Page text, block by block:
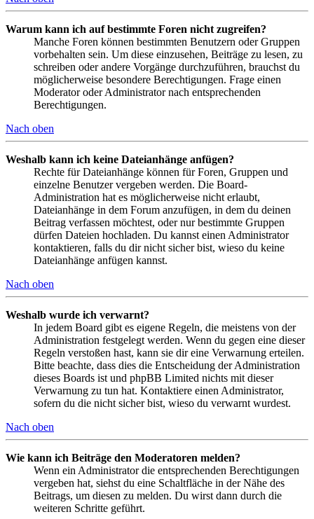
Warum kann ich auf bestimmte Foren nicht zugreifen?
Manche Foren können bestimmten Benutzern oder Gruppen
vorbehalten sein. Um diese einzusehen, Beiträge zu lesen, zu
schreiben oder andere Vorgänge durchzuführen, brauchst du
möglicherweise besondere Berechtigungen. Frage einen
Moderator oder Administrator nach entsprechenden
Berechtigungen.
Nach oben
Weshalb kann ich keine Dateianhänge anfügen?
Rechte für Dateianhänge können für Foren, Gruppen und
einzelne Benutzer vergeben werden. Die Board-
Administration hat es möglicherweise nicht erlaubt,
Dateianhänge in dem Forum anzufügen, in dem du deinen
Beitrag verfassen möchtest, oder nur bestimmte Gruppen
dürfen Dateien hochladen. Du kannst einen Administrator
kontaktieren, falls du dir nicht sicher bist, wieso du keine
Dateianhänge anfügen kannst.
Nach oben
Weshalb wurde ich verwarnt?
In jedem Board gibt es eigene Regeln, die meistens von der
Administration festgelegt werden. Wenn du gegen eine dieser
Regeln verstoßen hast, kann sie dir eine Verwarnung erteilen.
Bitte beachte, dass dies die Entscheidung der Administration
dieses Boards ist und phpBB Limited nichts mit dieser
Verwarnung zu tun hat. Kontaktiere einen Administrator,
sofern du die nicht sicher bist, wieso du verwarnt wurdest.
Nach oben
Wie kann ich Beiträge den Moderatoren melden?
Wenn ein Administrator die entsprechenden Berechtigungen
vergeben hat, siehst du eine Schaltfläche in der Nähe des
Beitrags, um diesen zu melden. Du wirst dann durch die
weiteren Schritte geführt.